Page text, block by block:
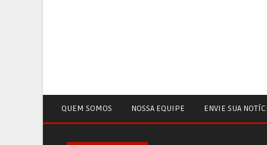
QUEM SOMOS NOSSA EQUIPE ENVIE SUA